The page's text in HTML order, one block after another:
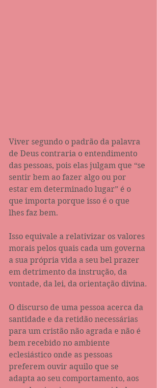
Viver segundo o padrão da palavra
de Deus contraria o entendimento
das pessoas, pois elas julgam que “se
sentir bem ao fazer algo ou por
estar em determinado lugar” é o
que importa porque isso é o que
lhes faz bem.
Isso equivale a relativizar os valores
morais pelos quais cada um governa
a sua própria vida a seu bel prazer
em detrimento da instrução, da
vontade, da lei, da orientação divina.
O discurso de uma pessoa acerca da
santidade e da retidão necessárias
para um cristão não agrada e não é
bem recebido no ambiente
eclesiástico onde as pessoas
preferem ouvir aquilo que se
adapta ao seu comportamento, aos